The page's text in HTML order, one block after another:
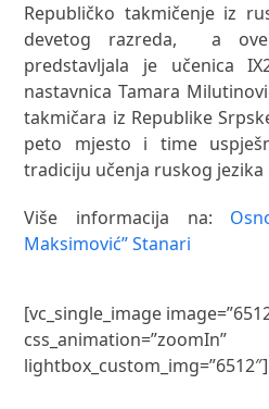
Republičko takmičenje iz
devetog razreda, a
predstavljala je učenica
nastavnica Tamara
takmičara iz Republike
peto mjesto i time
tradiciju učenja ruskog jezika
Više informacija na:
Maksimović” Stanari
[vc_single_image
css_animation=”zoomIn”
lightbox_custom_img=”6512″]